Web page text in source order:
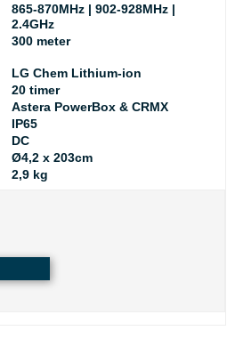
865-870MHz | 902-928MHz |
2.4GHz
300 meter
LG Chem Lithium-ion
20 timer
Astera PowerBox & CRMX
IP65
DC
Ø4,2 x 203cm
2,9 kg